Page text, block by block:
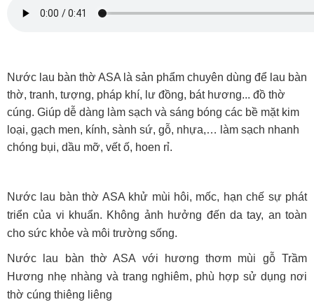
Nước lau bàn thờ ASA là sản phẩm chuyên dùng để lau bàn
thờ, tranh, tượng, pháp khí, lư đồng, bát hương... đồ thờ
cúng. Giúp dễ dàng làm sạch và sáng bóng các bề mặt kim
loại, gạch men, kính, sành sứ, gỗ, nhựa,… làm sạch nhanh
chóng bụi, dầu mỡ, vết ố, hoen rỉ.
Nước lau bàn thờ ASA khử mùi hôi, mốc, hạn chế sự phát
triển của vi khuẩn. Không ảnh hưởng đến da tay, an toàn
cho sức khỏe và môi trường sống.
Nước lau bàn thờ ASA với hương thơm mùi gỗ Trầm
Hương nhẹ nhàng và trang nghiêm, phù hợp sử dụng nơi
thờ cúng thiêng liêng